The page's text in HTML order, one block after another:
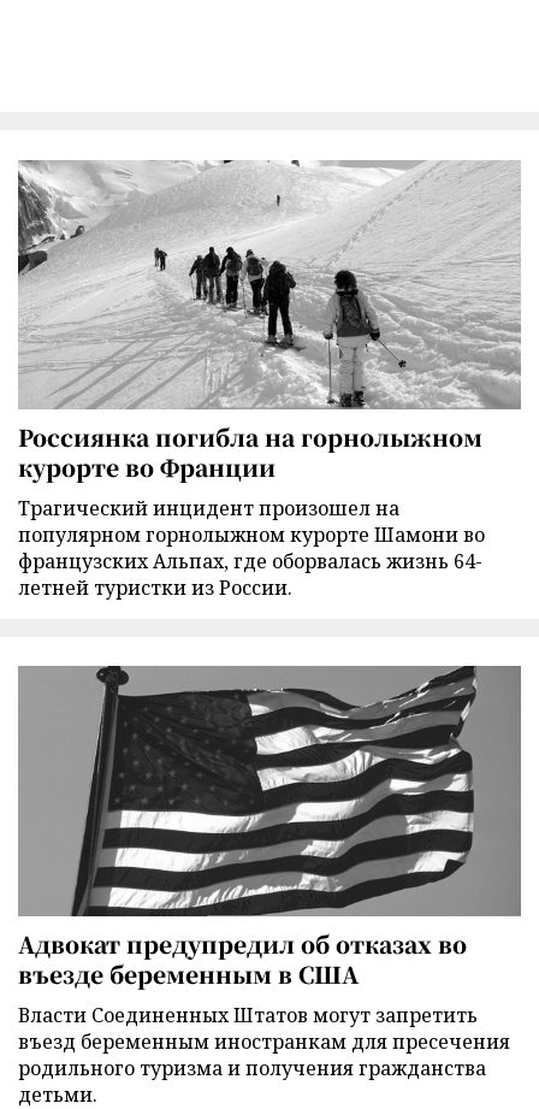
Россиянка погибла на горнолыжном
курорте во Франции
Трагический инцидент произошел на
популярном горнолыжном курорте Шамони во
французских Альпах, где оборвалась жизнь 64-
летней туристки из России.
Адвокат предупредил об отказах во
въезде беременным в США
Власти Соединенных Штатов могут запретить
въезд беременным иностранкам для пресечения
родильного туризма и получения гражданства
детьми.